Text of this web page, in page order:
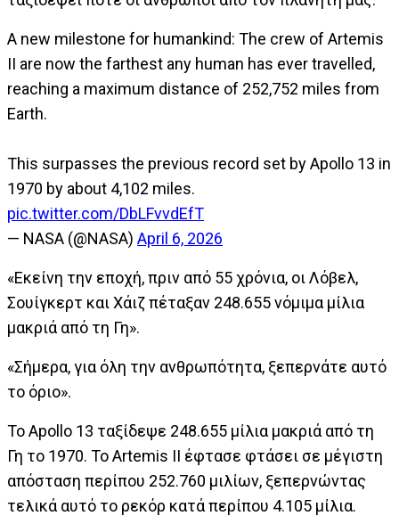
A new milestone for humankind: The crew of Artemis
II are now the farthest any human has ever travelled,
reaching a maximum distance of 252,752 miles from
Earth.
This surpasses the previous record set by Apollo 13 in
1970 by about 4,102 miles.
pic.twitter.com/DbLFvvdEfT
— NASA (@NASA) April 6, 2026
«Εκείνη την εποχή, πριν από 55 χρόνια, οι Λόβελ,
Σουίγκερτ και Χάιζ πέταξαν 248.655 νόμιμα μίλια
μακριά από τη Γη».
«Σήμερα, για όλη την ανθρωπότητα, ξεπερνάτε αυτό
το όριο».
Το Apollo 13 ταξίδεψε 248.655 μίλια μακριά από τη
Γη το 1970. Το Artemis II έφτασε φτάσει σε μέγιστη
απόσταση περίπου 252.760 μιλίων, ξεπερνώντας
τελικά αυτό το ρεκόρ κατά περίπου 4.105 μίλια.